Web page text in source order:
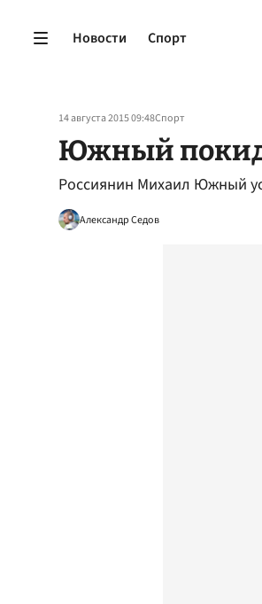
Новости Спорт
14 августа 2015 09:48Спорт
Южный
Россиянин Михаил Южный
Александр Седов